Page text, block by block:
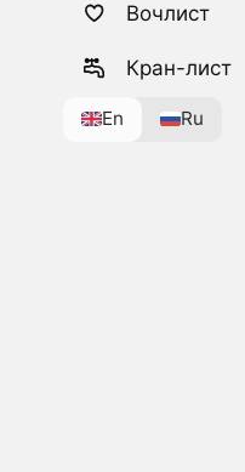
Вочлист
Кран-лист
En Ru